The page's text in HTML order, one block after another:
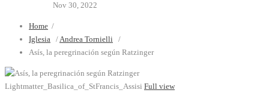
Nov 30, 2022
Home /
Iglesia /Andrea Tornielli /
Asís, la peregrinación según Ratzinger
Lightmatter_Basilica_of_StFrancis_Assisi Full view